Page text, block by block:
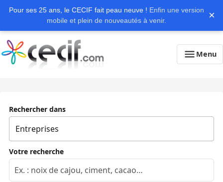
Pour ses 25 ans, le CECIF fait peau neuve ! Enfin une version
mobile et plein de nouveautés à venir.
×
Menu
Rechercher dans
Votre recherche